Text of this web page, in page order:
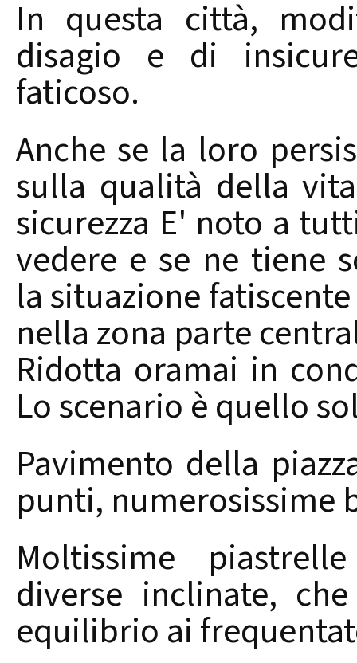
In questa città,
disagio e di
faticoso.
Anche se la loro
sulla qualità della
sicurezza E' noto a
vedere e se ne tiene
la situazione
nella zona parte
Ridotta oramai in
Lo scenario è quello
Pavimento della
punti, numerosissime
Moltissime
diverse inclinate,
equilibrio ai